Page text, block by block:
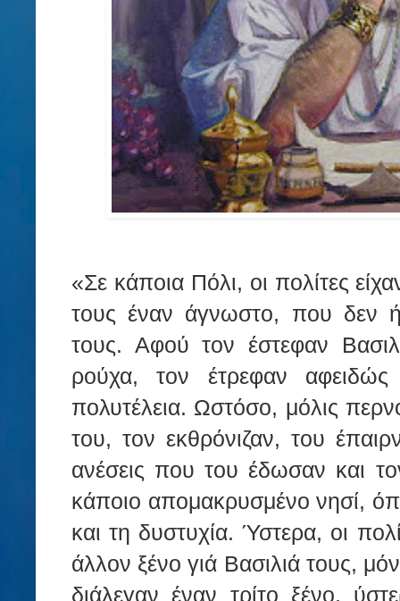
«Σε κάποια Πόλι, οι πολίτες
τους έναν άγνωστο, που δεν
τους. Αφού τον έστεφαν
ρούχα, τον έτρεφαν
πολυτέλεια. Ωστόσο, μόλις
του, τον εκθρόνιζαν, του
ανέσεις που του έδωσαν και
κάποιο απομακρυσμένο νησί,
και τη δυστυχία. Ύστερα, οι
άλλον ξένο γιά Βασιλιά τους,
διάλεγαν έναν τρίτο ξένο,